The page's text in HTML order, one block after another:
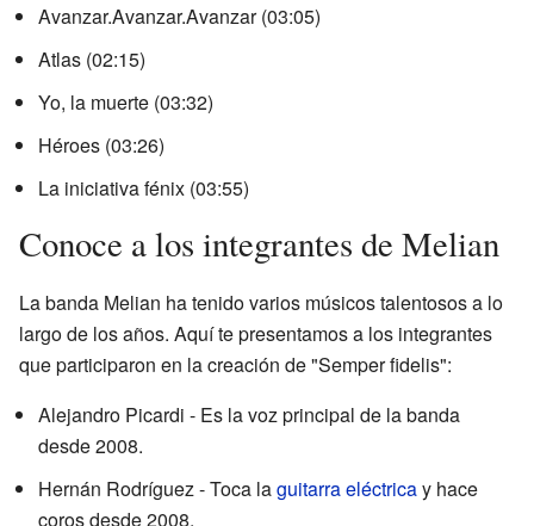
Avanzar.Avanzar.Avanzar (03:05)
Atlas (02:15)
Yo, la muerte (03:32)
Héroes (03:26)
La iniciativa fénix (03:55)
Conoce a los integrantes de Melian
La banda Melian ha tenido varios músicos talentosos a lo
largo de los años. Aquí te presentamos a los integrantes
que participaron en la creación de "Semper fidelis":
Alejandro Picardi - Es la voz principal de la banda
desde 2008.
Hernán Rodríguez - Toca laguitarra eléctricay hace
coros desde 2008.